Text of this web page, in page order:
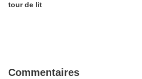
tour de lit
Commentaires